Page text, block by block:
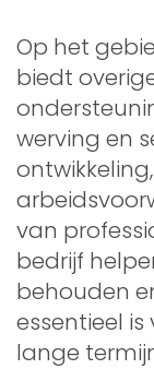
Op het
biedt
werving en
van
bedrijf
behouden
essentieel
lange